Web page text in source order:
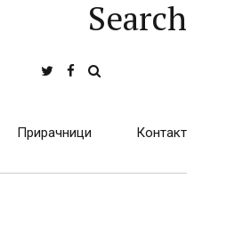
Search
Прирачници Контакт